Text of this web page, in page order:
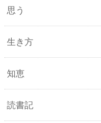
思う
生き方
知恵
読書記